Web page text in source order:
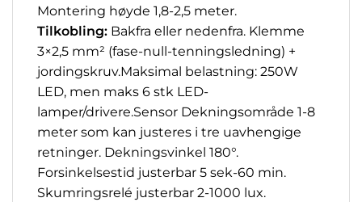
Montering høyde 1,8-2,5 meter.
Tilkobling: Bakfra eller nedenfra. Klemme
3×2,5 mm² (fase-null-tenningsledning) +
jordingskruv.Maksimal belastning: 250W
LED, men maks 6 stk LED-
lamper/drivere.Sensor Dekningsområde 1-8
meter som kan justeres i tre uavhengige
retninger. Dekningsvinkel 180°.
Forsinkelsestid justerbar 5 sek-60 min.
Skumringsrelé justerbar 2-1000 lux.